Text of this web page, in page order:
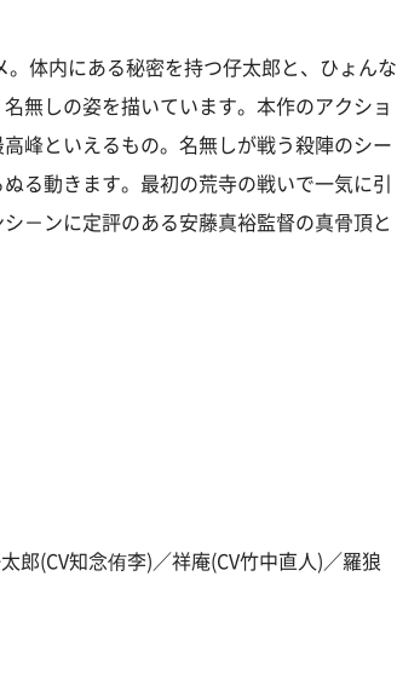
体内にある秘密を持つ仔太郎と、ひょんな
無しの姿を描いています。本作のアクショ
峰といえるもの。名無しが戦う殺陣のシー
る動きます。最初の荒寺の戦いで一気に引
－ンに定評のある安藤真裕監督の真骨頂と
郎(CV知念侑李)／祥庵(CV竹中直人)／羅狼